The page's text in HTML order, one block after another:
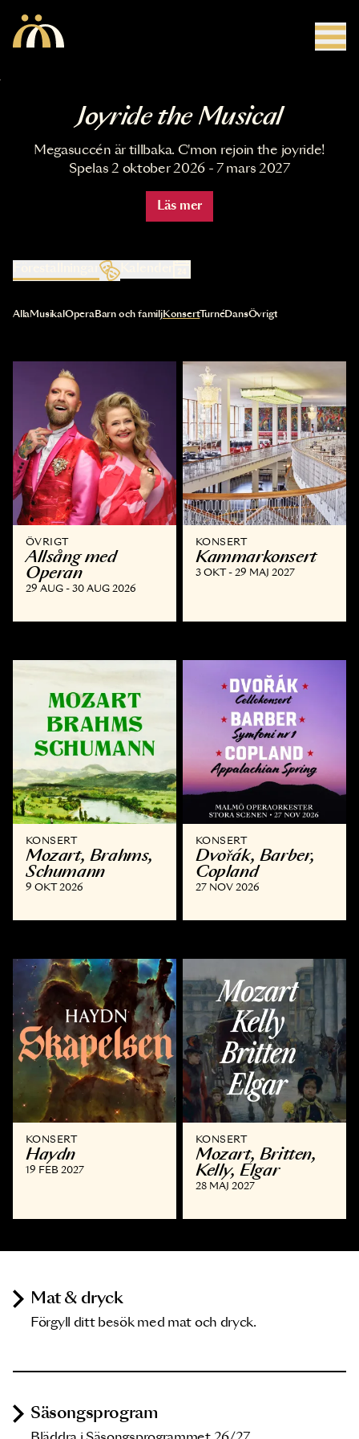
Joyride the Musical
Megasuccén är tillbaka. C'mon rejoin the joyride!
Spelas 2 oktober 2026 - 7 mars 2027
Läs mer
Kalender
Val av kategori uppdaterar innehållet automatiskt
AllaMusikal OperaBarn och familjKonsertTurnéDansÖvrigt
ÖVRIGT
Allsång med
Operan
29 AUG - 30 AUG 2026
KONSERT
Kammar­konsert
3 OKT - 29 MAJ 2027
KONSERT
Mozart, Brahms,
Schumann
9 OKT 2026
KONSERT
Dvořák, Barber,
Copland
27 NOV 2026
KONSERT
Haydn
19 FEB 2027
KONSERT
Mozart, Britten,
Kelly, Elgar
28 MAJ 2027
Mat & dryck
Förgyll ditt besök med mat och dryck.
Säsongsprogram